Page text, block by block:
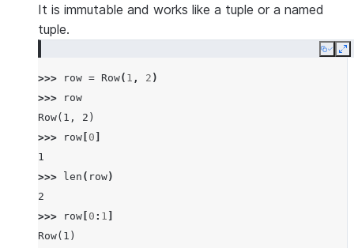
It is immutable and works like a tuple or a named
tuple.
Copy
>>> row = Row( 1 , 2 )
>>>
row
Row(1, 2)
>>>
row 0
1
>>>
len ( row)
2
>>>
row 0 : 1
Row(1)